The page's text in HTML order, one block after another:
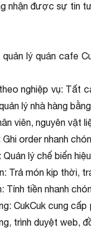
nhận được sự tin
quản lý quán cafe
nghiệp vụ: Tất
lý nhà hàng
viên, nguyên vật
Ghi order nhanh
lý chế biến
Trả món kịp thời,
Tính tiền nhanh
CukCuk cung
trình duyệt web,